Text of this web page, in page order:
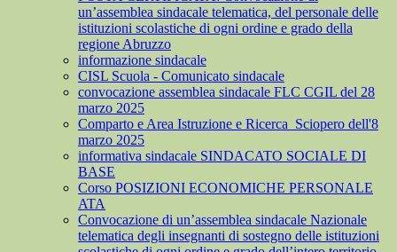
un’assemblea sindacale telematica, del personale delle
istituzioni scolastiche di ogni ordine e grado della
regione Abruzzo
informazione sindacale
CISL Scuola - Comunicato sindacale
convocazione assemblea sindacale FLC CGIL del 28
marzo 2025
Comparto e Area Istruzione e Ricerca_Sciopero dell'8
marzo 2025
informativa sindacale SINDACATO SOCIALE DI
BASE
Corso POSIZIONI ECONOMICHE PERSONALE
ATA
Convocazione di un’assemblea sindacale Nazionale
telematica degli insegnanti di sostegno delle istituzioni